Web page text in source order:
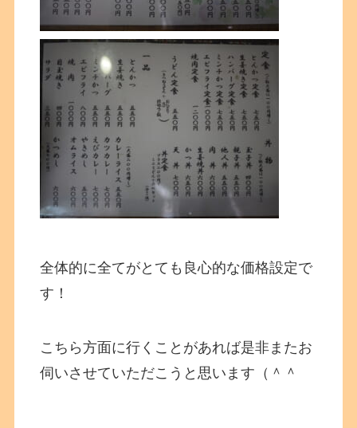
全体的に全てがとても良心的な価格設定で
す！
こちら方面に行くことがあれば是非またお
伺いさせていただこうと思います（＾＾